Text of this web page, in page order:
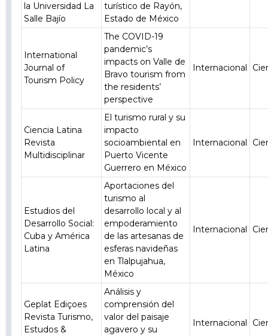
la Universidad La
Salle Bajío
turístico de Rayón,
Estado de México
International
Journal of
Tourism Policy
The COVID-19
pandemic’s
impacts on Valle de
Bravo tourism from
the residents’
perspective
Internacional
Ciencia Latina
Revista
Multidisciplinar
El turismo rural y su
impacto
socioambiental en
Puerto Vicente
Guerrero en México
Internacional
Estudios del
Desarrollo Social:
Cuba y América
Latina
Aportaciones del
turismo al
desarrollo local y al
empoderamiento
de las artesanas de
esferas navideñas
en Tlalpujahua,
México
Internacional
Geplat Ediçoes
Revista Turismo,
Estudos &
Análisis y
comprensión del
valor del paisaje
agavero y su
Internacional